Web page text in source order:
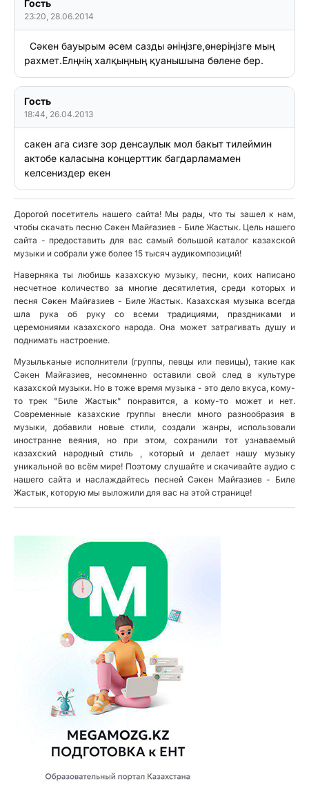
Гость
23:20, 28.06.2014
рахмет.Елңнiң халқыңның қуанышына бөлене бер.
Гость
18:44, 26.04.2013
сакен ага сизге зор денсаулык мол бакыт тилеймин
актобе каласына концерттик багдарламамен
Дорогой посетитель нашего сайта! Мы рады, что ты зашел к нам,
чтобы скачать песню Сәкен Майғазиев - Биле Жастык. Цель нашего
сайта - предоставить для вас самый большой каталог казахской
музыки и собрали уже более 15 тысяч аудикомпозиций!
Наверняка ты любишь казахскую музыку, песни, коих написано
несчетное количество за многие десятилетия, среди которых и
песня Сәкен Майғазиев - Биле Жастык. Казахская музыка всегда
шла рука об руку со всеми традициями, праздниками и
церемониями казахского народа. Она может затрагивать душу и
поднимать настроение.
Музыльканые исполнители (группы, певцы или певицы), такие как
Сәкен Майғазиев, несомненно оставили свой след в культуре
казахской музыки. Но в тоже время музыка - это дело вкуса, кому-
то трек "Биле Жастык" понравится, а кому-то может и нет.
Современные казахские группы внесли много разнообразия в
музыки, добавили новые стили, создали жанры, использовали
иностранне веяния, но при этом, сохранили тот узнаваемый
казахский народный стиль , который и делает нашу музыку
уникальной во всём мире! Поэтому слушайте и скачивайте аудио с
нашего сайта и наслаждайтесь песней Сәкен Майғазиев - Биле
Жастык, которую мы выложили для вас на этой странице!